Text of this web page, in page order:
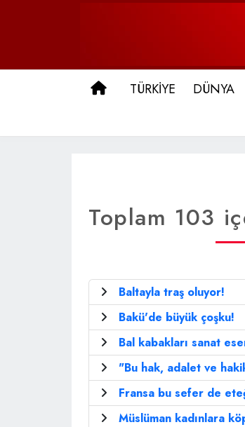
ANA SAYFA
TÜRKİYE DÜNYA
Toplam 103
Baltayla traş oluyor!
Bakü'de büyük çoşku!
Bal kabakları sanat
"Bu hak, adalet ve
Fransa bu sefer de
Müslüman kadınlara